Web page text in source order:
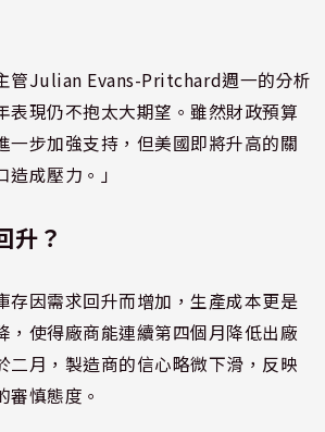
管Julian Evans-Pritchard週一的分析
表現仍不抱太大期望。雖然財政預算
一步加強支持，但美國即將升高的關
成壓力。」
升？
存因需求回升而增加，生產成本更是
，使得廠商能連續第四個月降低出廠
二月，製造商的信心略微下滑，反映
審慎態度。